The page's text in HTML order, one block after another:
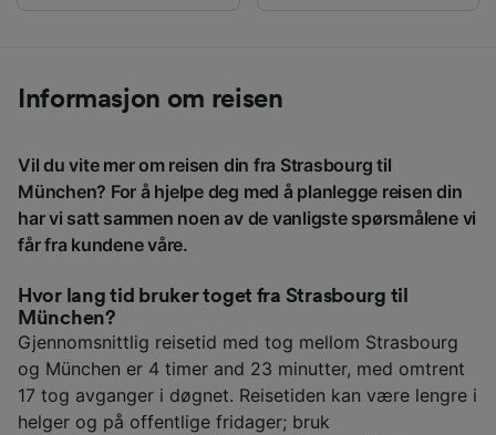
Informasjon om reisen
Vil du vite mer om reisen din fra Strasbourg til
München? For å hjelpe deg med å planlegge reisen din
har vi satt sammen noen av de vanligste spørsmålene vi
får fra kundene våre.
Hvor lang tid bruker toget fra Strasbourg til
München?
Gjennomsnittlig reisetid med tog mellom Strasbourg
og München er 4 timer and 23 minutter, med omtrent
17 tog avganger i døgnet. Reisetiden kan være lengre i
helger og på offentlige fridager; bruk